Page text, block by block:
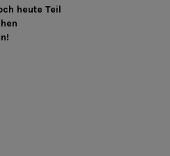
heute Teil